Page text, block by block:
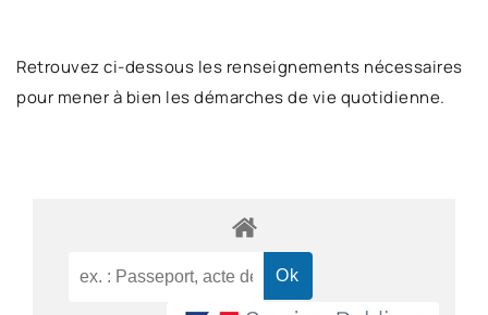
Retrouvez ci-dessous les renseignements nécessaires
pour mener à bien les démarches de vie quotidienne.